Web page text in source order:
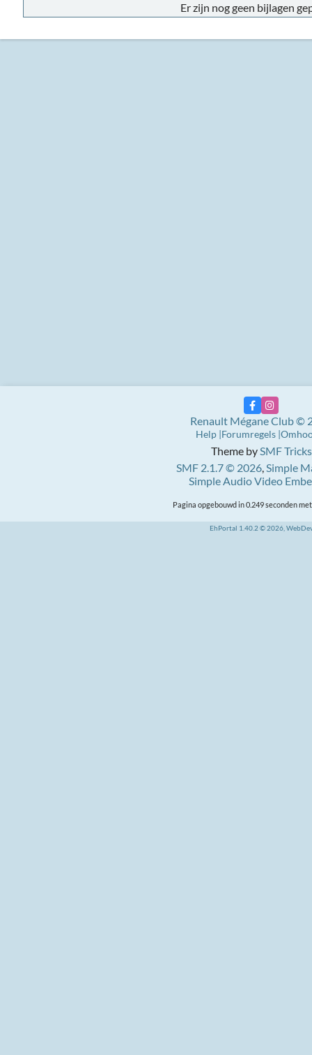
Er zijn nog geen bijlagen
Theme bySMF Tricks
SMF 2.1.7 © 2026,Simple
Simple Audio Video
Renault Mégane Club ©
Help Forumregels
Pagina opgebouwd in 0.249 seconden
EhPortal 1.40.2 © 2026,